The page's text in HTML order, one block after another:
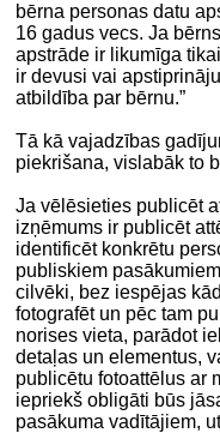
bērna personas datu
16 gadus vecs. Ja
apstrāde ir likumīga
ir devusi vai
atbildība par bērnu.”
Tā kā vajadzības
piekrišana, vislabāk to
Ja vēlēsieties publicēt
izņēmums ir publicēt
identificēt konkrētu
publiskiem
cilvēki, bez iespējas
fotografēt un pēc tam
norises vieta, parādot
detaļas un elementus,
publicētu fotoattēlus ar
iepriekš obligāti būs
pasākuma vadītājiem,